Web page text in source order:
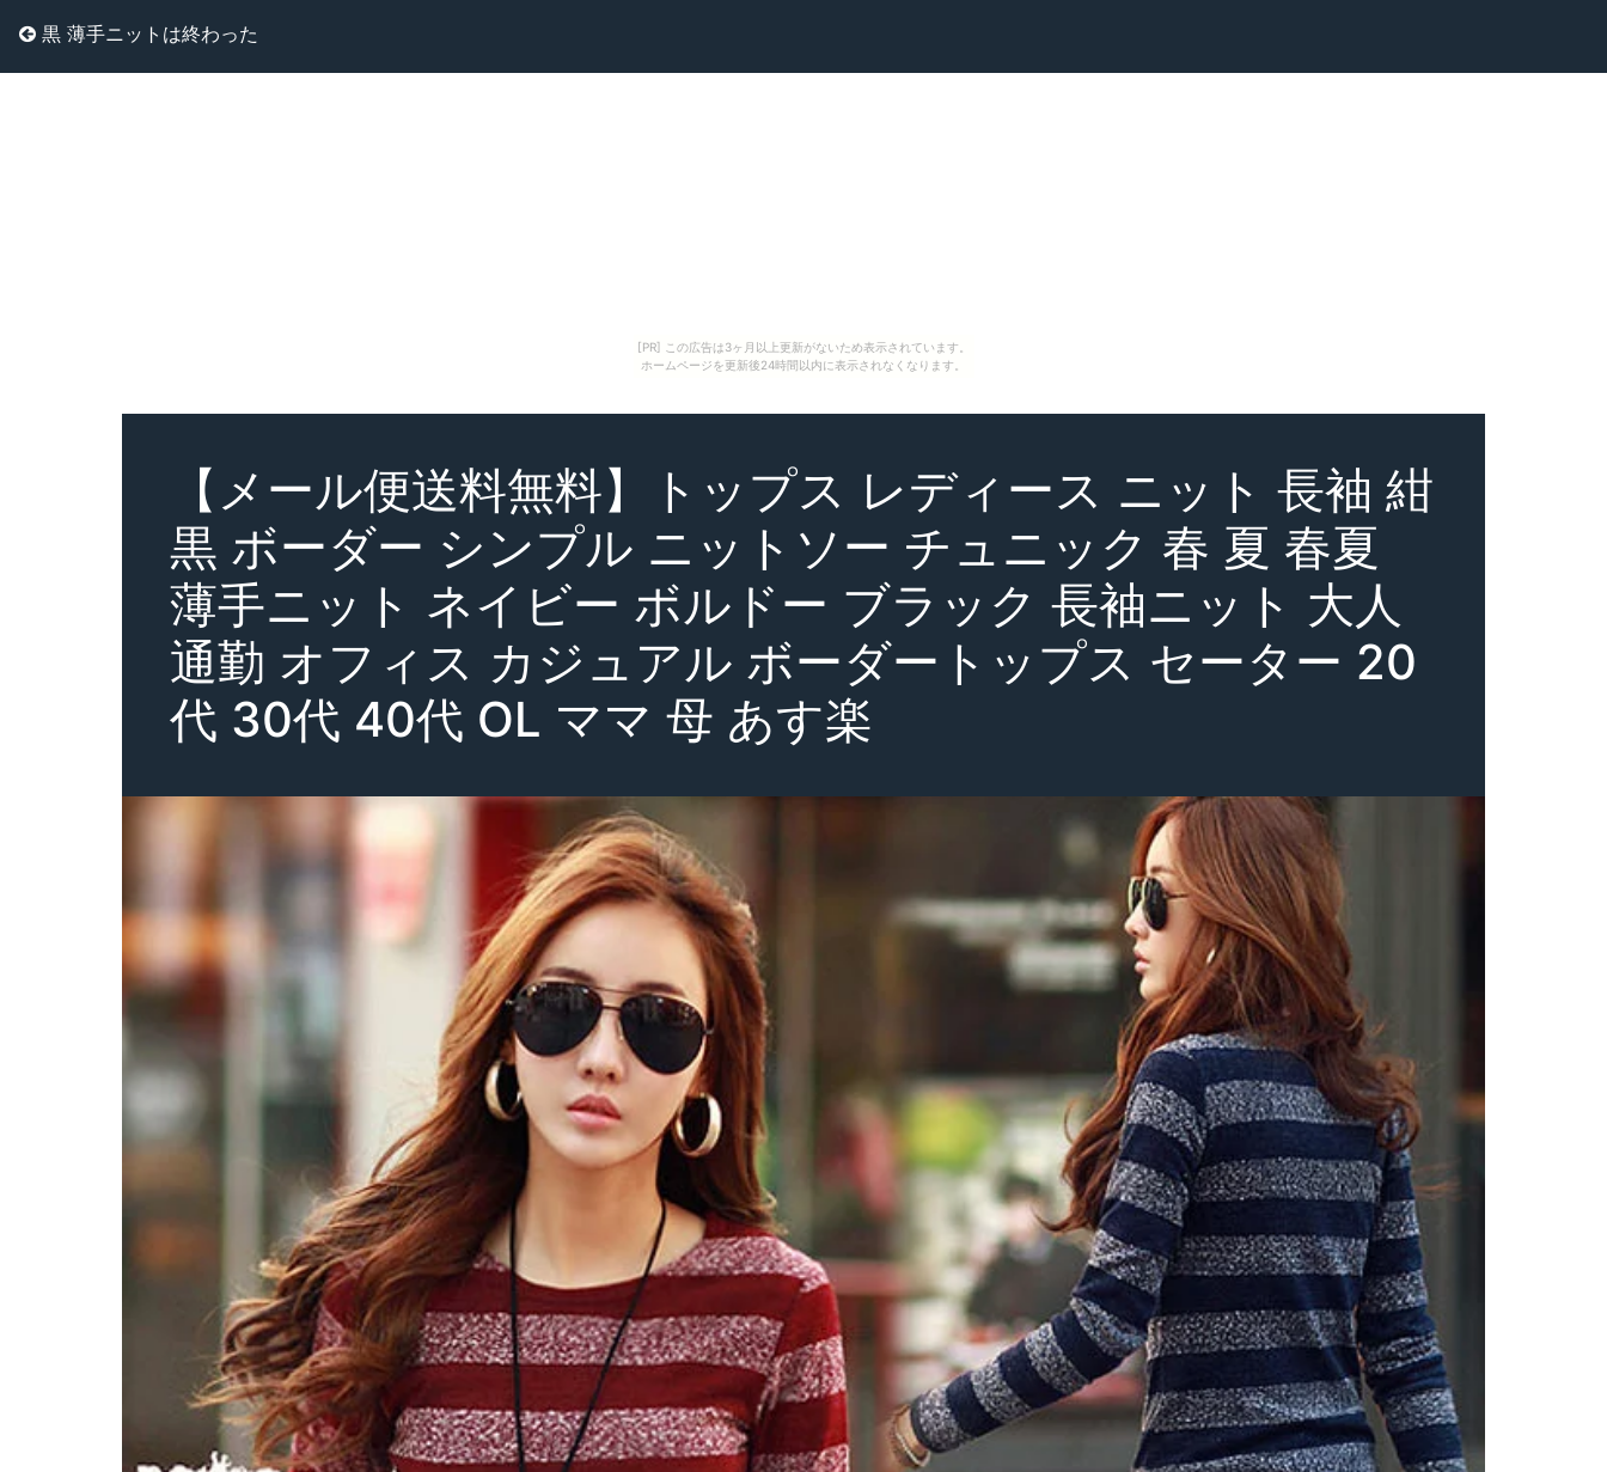
[PR] この広告は3ヶ月以上更新がないため表示されています。
ホームページを更新後24時間以内に表示されなくなります。
黒 薄手ニットは終わった
【メール便送料無料】トップス レディース ニット 長袖 紺
黒 ボーダー シンプル ニットソー チュニック 春 夏 春夏
薄手ニット ネイビー ボルドー ブラック 長袖ニット 大人
通勤 オフィス カジュアル ボーダートップス セーター 20
代 30代 40代 OL ママ 母 あす楽